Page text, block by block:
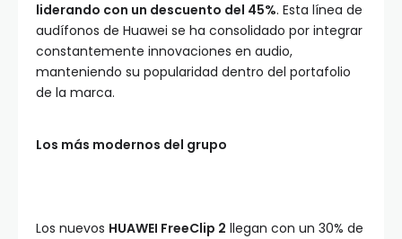
liderando con un descuento del 45%. Esta línea de
audífonos de Huawei se ha consolidado por integrar
constantemente innovaciones en audio,
manteniendo su popularidad dentro del portafolio
de la marca.
Los más modernos del grupo
Los nuevos HUAWEI FreeClip 2 llegan con un 30% de